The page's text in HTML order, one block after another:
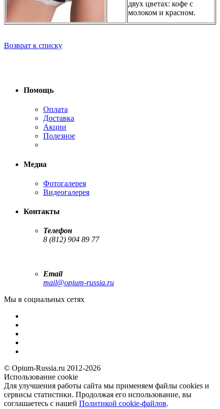
двух цветах: кофе с
молоком и красном.
Возврат к списку
Помощь
Оплата
Доставка
Акции
Полезное
Медиа
Фотогалерея
Видеогалерея
Контакты
Телефон
8 (812) 904 89 77
Email
mail@opium-russia.ru
Мы в социальных сетях
© Opium-Russia.ru 2012-2026
Использование cookie
Для улучшения работы сайта мы применяем файлы cookies и
сервисы статистики. Продолжая его использование, вы
соглашаетесь с нашей Политикой cookie-файлов.